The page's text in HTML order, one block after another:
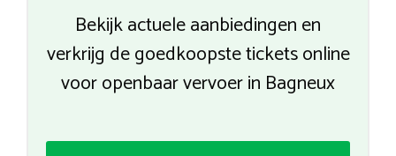
Bekijk actuele aanbiedingen en
verkrijg de goedkoopste tickets online
voor openbaar vervoer in Bagneux